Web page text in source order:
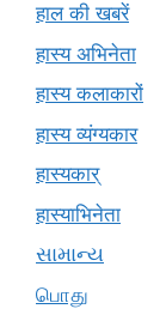
हाल की खबरें
हास्य अभिनेता
हास्य कलाकारों
हास्य व्यंग्यकार
हास्यकार्
हास्याभिनेता
સામાન્ય
பொது